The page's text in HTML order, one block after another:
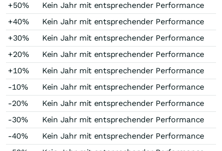
+50%
Kein Jahr mit entsprechender Performance
+40%
Kein Jahr mit entsprechender Performance
+30%
Kein Jahr mit entsprechender Performance
+20%
Kein Jahr mit entsprechender Performance
+10%
Kein Jahr mit entsprechender Performance
-10%
Kein Jahr mit entsprechender Performance
-20%
Kein Jahr mit entsprechender Performance
-30%
Kein Jahr mit entsprechender Performance
-40%
Kein Jahr mit entsprechender Performance